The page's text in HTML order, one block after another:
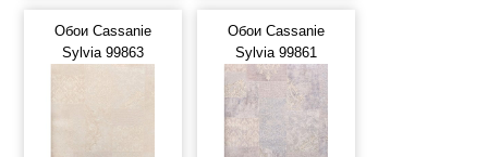
Обои Cassanie
Sylvia 99863
Обои Cassanie
Sylvia 99861